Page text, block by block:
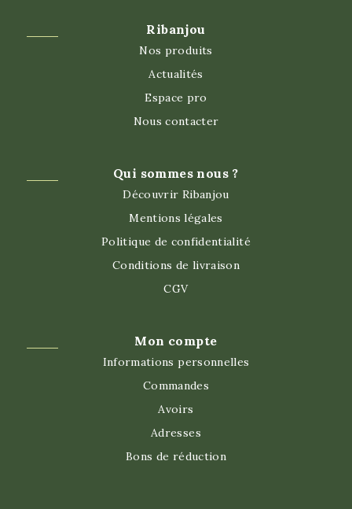
Ribanjou
Nos produits
Actualités
Espace pro
Nous contacter
Qui sommes nous ?
Découvrir Ribanjou
Mentions légales
Politique de confidentialité
Conditions de livraison
CGV
Mon compte
Informations personnelles
Commandes
Avoirs
Adresses
Bons de réduction